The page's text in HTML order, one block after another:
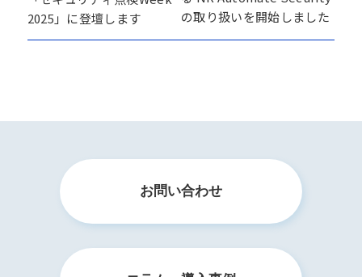
2025」に登壇します
の取り扱いを開始しました
お問い合わせ